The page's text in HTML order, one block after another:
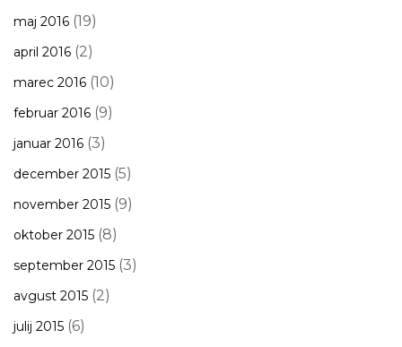
maj 2016 (19)
april 2016 (2)
marec 2016 (10)
februar 2016 (9)
januar 2016 (3)
december 2015 (5)
november 2015 (9)
oktober 2015 (8)
september 2015 (3)
avgust 2015 (2)
julij 2015 (6)